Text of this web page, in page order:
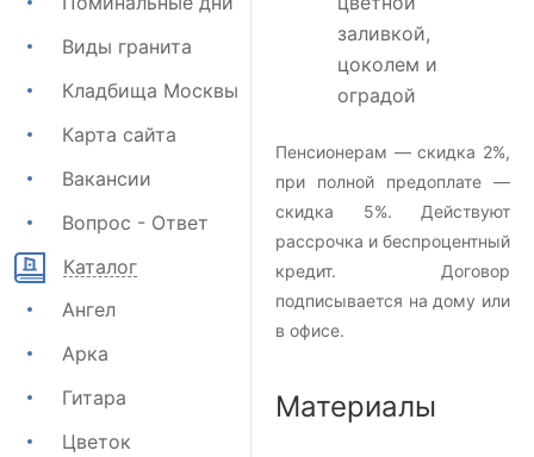
Виды гранита
Кладбища Москвы
Карта сайта
Вакансии
Вопрос - Ответ
Каталог
Ангел
Арка
Гитара
Цветок
заливкой,
цоколем и
оградой
Пенсионерам — скидка 2%,
при полной предоплате —
скидка 5%. Действуют
рассрочка и беспроцентный
кредит. Договор
подписывается на дому или
в офисе.
Материалы